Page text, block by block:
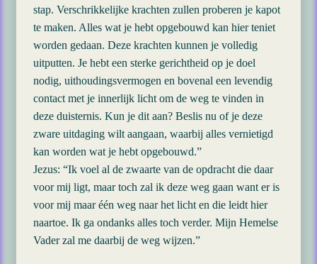
stap. Verschrikkelijke krachten zullen proberen je kapot
te maken. Alles wat je hebt opgebouwd kan hier teniet
worden gedaan. Deze krachten kunnen je volledig
uitputten. Je hebt een sterke gerichtheid op je doel
nodig, uithoudingsvermogen en bovenal een levendig
contact met je innerlijk licht om de weg te vinden in
deze duisternis. Kun je dit aan? Beslis nu of je deze
zware uitdaging wilt aangaan, waarbij alles vernietigd
kan worden wat je hebt opgebouwd.”
Jezus: “Ik voel al de zwaarte van de opdracht die daar
voor mij ligt, maar toch zal ik deze weg gaan want er is
voor mij maar één weg naar het licht en die leidt hier
naartoe. Ik ga ondanks alles toch verder. Mijn Hemelse
Vader zal me daarbij de weg wijzen.”